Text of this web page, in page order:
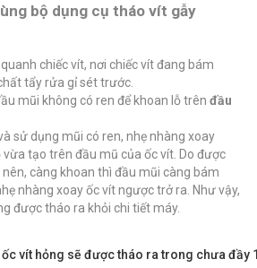
bộ dụng cụ tháo vít gẫy
chiếc vít, nơi chiếc vít đang bám
tẩy rửa gỉ sét trước.
mũi không có ren để khoan lỗ trên đầu
sử dụng mũi có ren, nhẹ nhàng xoay
tạo trên đầu mũ của ốc vít. Do được
càng khoan thì đầu mũi càng bám
nhàng xoay ốc vít ngược trở ra. Như vậy,
được tháo ra khỏi chi tiết máy.